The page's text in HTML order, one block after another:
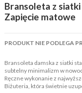
Bransoleta z
Zapięcie matowe
PRODUKT NIE PODLEGA
Bransoleta damska z siatki
subtelny minimalizm w
Ręczne wykonanie z
Biżuteria, która świetnie